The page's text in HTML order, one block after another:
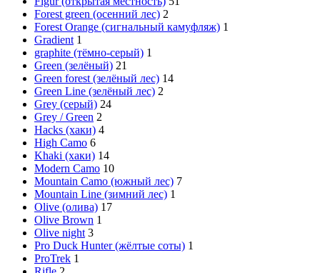
Forest green (осенний лес) 2
Forest Orange (сигнальный камуфляж) 1
Gradient 1
graphite (тёмно-серый) 1
Green (зелёный) 21
Green forest (зелёный лес) 14
Green Line (зелёный лес) 2
Grey (серый) 24
Grey / Green 2
Hacks (хаки) 4
High Camo 6
Khaki (хаки) 14
Modern Cаmo 10
Mountain Camo (южный лес) 7
Mountain Line (зимний лес) 1
Olive (олива) 17
Olive Brown 1
Olive night 3
Pro Duck Hunter (жёлтые соты) 1
ProTrek 1